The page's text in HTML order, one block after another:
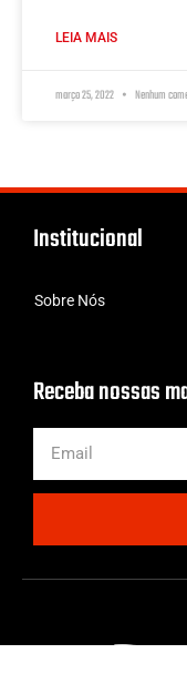
LEIA MAIS
março 25, 2022 Nenhum
Institucional
Sobre Nós
Receba nossas